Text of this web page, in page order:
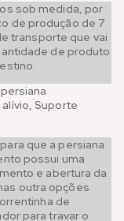
sob medida, por
de produção de 7
transporte que vai
de produto
Suporte
que a persiana
possui uma
e abertura da
outra opções
de
para travar o